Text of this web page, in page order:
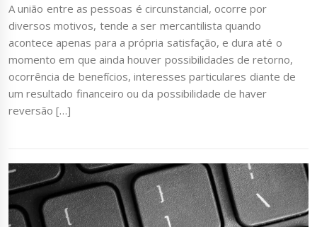
A união entre as pessoas é circunstancial, ocorre por
diversos motivos, tende a ser mercantilista quando
acontece apenas para a própria satisfação, e dura até o
momento em que ainda houver possibilidades de retorno,
ocorrência de benefícios, interesses particulares diante de
um resultado financeiro ou da possibilidade de haver
reversão […]